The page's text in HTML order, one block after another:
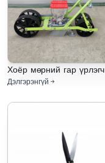
Хоёр мөрний гар үрлэгч
Дэлгэрэнгүй